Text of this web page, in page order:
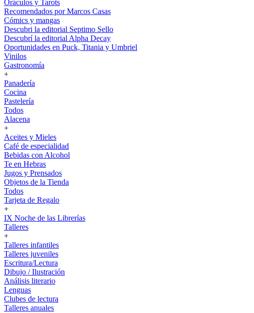
Oráculos y Tarots
Recomendados por Marcos Casas
Cómics y mangas
Descubri la editorial Septimo Sello
Descubrí la editorial Alpha Decay
Oportunidades en Puck, Titania y Umbriel
Vinilos
Gastronomía
+
Panadería
Cocina
Pastelería
Todos
Alacena
+
Aceites y Mieles
Café de especialidad
Bebidas con Alcohol
Te en Hebras
Jugos y Prensados
Objetos de la Tienda
Todos
Tarjeta de Regalo
+
IX Noche de las Librerías
Talleres
+
Talleres infantiles
Talleres juveniles
Escritura/Lectura
Dibujo / Ilustración
Análisis literario
Lenguas
Clubes de lectura
Talleres anuales